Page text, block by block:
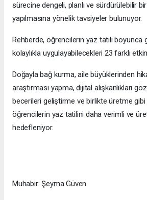
sürecine dengeli, planlı ve sürdürülebilir
yapılmasına yönelik tavsiyeler bulunuyor.
Rehberde, öğrencilerin yaz tatili boyunca
kolaylıkla uygulayabilecekleri 23 farklı
Doğayla bağ kurma, aile büyüklerinden
araştırması yapma, dijital alışkanlıkları
becerileri geliştirme ve birlikte üretme gibi
öğrencilerin yaz tatilini daha verimli ve
hedefleniyor.
Muhabir: Şeyma Güven